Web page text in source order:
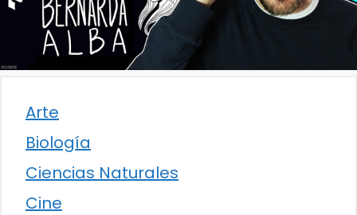
Arte
Biología
Ciencias Naturales
Cine